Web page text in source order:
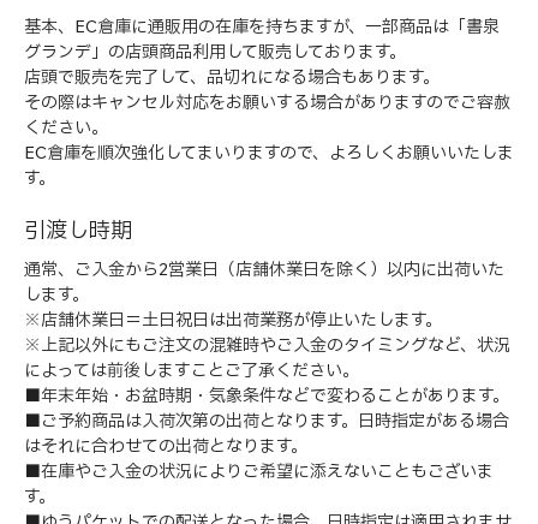
基本、EC倉庫に通販用の在庫を持ちますが、一部商品は「書泉
グランデ」の店頭商品利用して販売しております。
店頭で販売を完了して、品切れになる場合もあります。
その際はキャンセル対応をお願いする場合がありますのでご容赦
ください。
EC倉庫を順次強化してまいりますので、よろしくお願いいたしま
す。
引渡し時期
通常、ご入金から2営業日（店舗休業日を除く）以内に出荷いた
します。
※店舗休業日＝土日祝日は出荷業務が停止いたします。
※上記以外にもご注文の混雑時やご入金のタイミングなど、状況
によっては前後しますことご了承ください。
■年末年始・お盆時期・気象条件などで変わることがあります。
■ご予約商品は入荷次第の出荷となります。日時指定がある場合
はそれに合わせての出荷となります。
■在庫やご入金の状況によりご希望に添えないこともございま
す。